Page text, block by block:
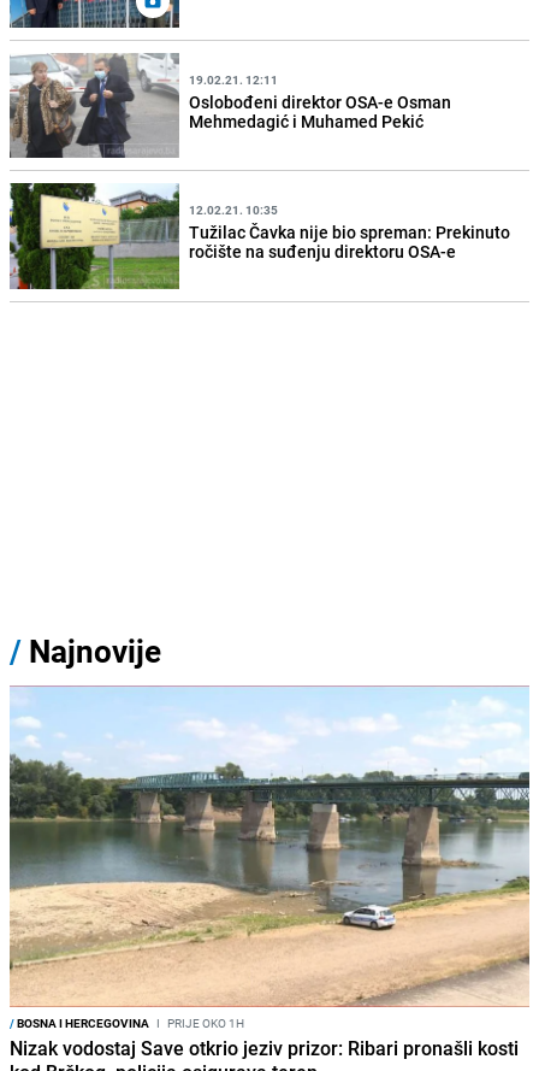
19.02.21. 12:11
Oslobođeni direktor OSA-e Osman
Mehmedagić i Muhamed Pekić
12.02.21. 10:35
Tužilac Čavka nije bio spreman: Prekinuto
ročište na suđenju direktoru OSA-e
/ Najnovije
/BOSNA I HERCEGOVINA I PRIJE OKO 1H
Nizak vodostaj Save otkrio jeziv prizor: Ribari pronašli kosti